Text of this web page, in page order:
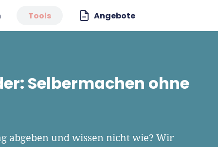
Tools Angebote
Selbermachen ohne
abgeben und wissen nicht wie? Wir